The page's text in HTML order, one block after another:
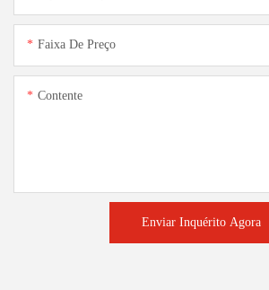
Faixa De Preço
Contente
Enviar Inquérito Agora